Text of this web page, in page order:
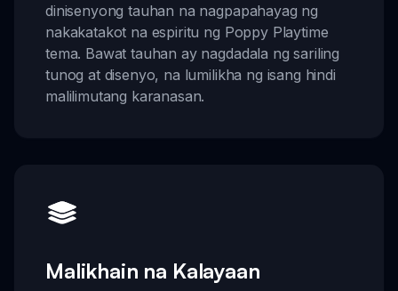
dinisenyong tauhan na nagpapahayag ng
nakakatakot na espiritu ng Poppy Playtime
tema. Bawat tauhan ay nagdadala ng sariling
tunog at disenyo, na lumilikha ng isang hindi
malilimutang karanasan.
Malikhain na Kalayaan